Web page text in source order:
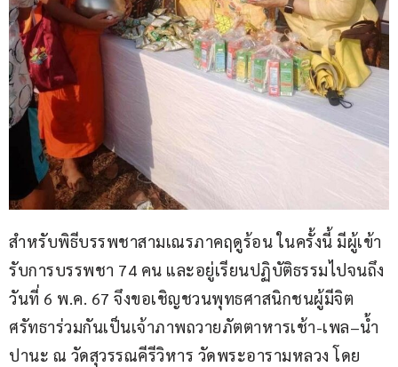
สำหรับพิธีบรรพชาสามเณรภาคฤดูร้อน ในครั้งนี้ มีผู้เข้า
รับการบรรพชา 74 คน และอยู่เรียนปฏิบัติธรรมไปจนถึง
วันที่ 6 พ.ค. 67 จึงขอเชิญชวนพุทธศาสนิกชนผู้มีจิต
ศรัทธาร่วมกันเป็นเจ้าภาพถวายภัตตาหารเช้า-เพล–น้ำ
ปานะ ณ วัดสุวรรณคีรีวิหาร วัดพระอารามหลวง โดย